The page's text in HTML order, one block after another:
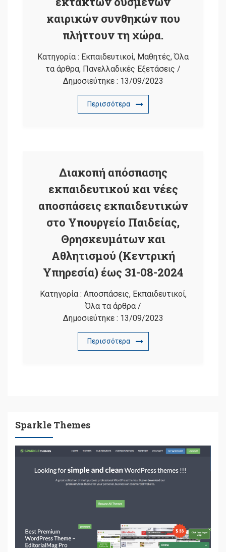
καιρικών συνθηκών που
πλήττουν τη χώρα.
Κατηγορία : Εκπαιδευτικοί, Μαθητές,Όλα
τα άρθρα, Πανελλαδικές Εξετάσεις /
Δημοσιεύτηκε : 13/09/2023
Περισσότερα
Διακοπή απόσπασης
εκπαιδευτικού και νέες
αποσπάσεις εκπαιδευτικών
στο Υπουργείο Παιδείας,
Θρησκευμάτων και
Αθλητισμού (Κεντρική
Υπηρεσία) έως 31-08-2024
Κατηγορία : Αποσπάσεις, Εκπαιδευτικοί,
Όλα τα άρθρα/
Δημοσιεύτηκε : 13/09/2023
Περισσότερα
Sparkle Themes